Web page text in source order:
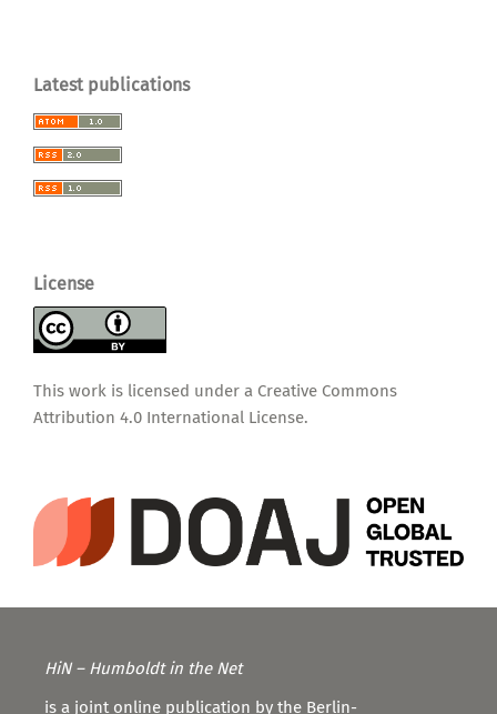
Latest publications
License
This work is licensed under a Creative Commons
Attribution 4.0 International License.
HiN – Humboldt in the Net
is a joint online publication by the Berlin-